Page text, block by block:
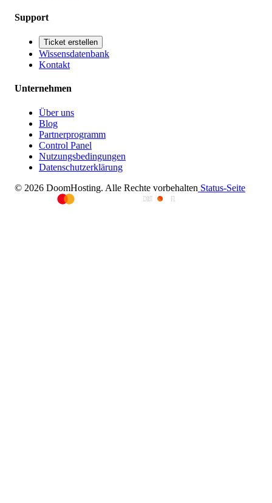
Support
Ticket erstellen
Wissensdatenbank
Kontakt
Unternehmen
Über uns
Blog
Partnerprogramm
Control Panel
Nutzungsbedingungen
Datenschutzerklärung
© 2026 DoomHosting. Alle Rechte vorbehalten Status-Seite